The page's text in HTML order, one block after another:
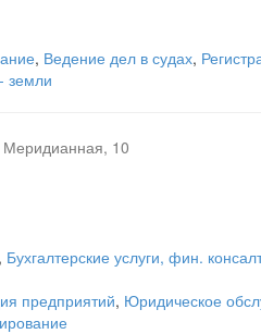
, Ведение дел в судах,
земли
Меридианная, 10
, Бухгалтерские услуги, фин.
предприятий, Юридическое